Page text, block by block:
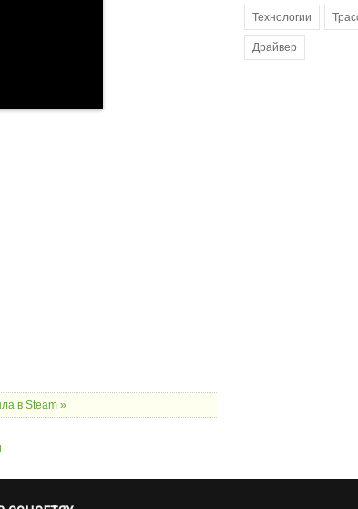
в Steam »
Технологии
Драйвер